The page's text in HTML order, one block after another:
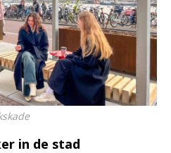
in de stad